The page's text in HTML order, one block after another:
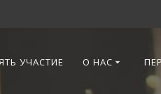
УЧАСТИЕ О НАС